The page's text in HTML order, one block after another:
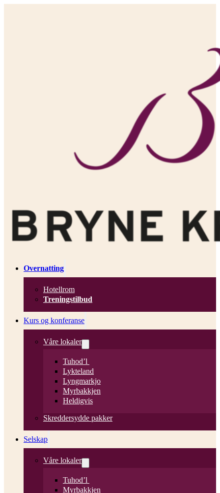
Overnatting
Hotellrom
Treningstilbud
Kurs og konferanse
Våre lokaler
Tuhod’l
Lykteland
Lyngmarkjo
Myrbakkjen
Heldigvis
Skreddersydde pakker
Selskap
Våre lokaler
Tuhod’l
Myrbakkjen